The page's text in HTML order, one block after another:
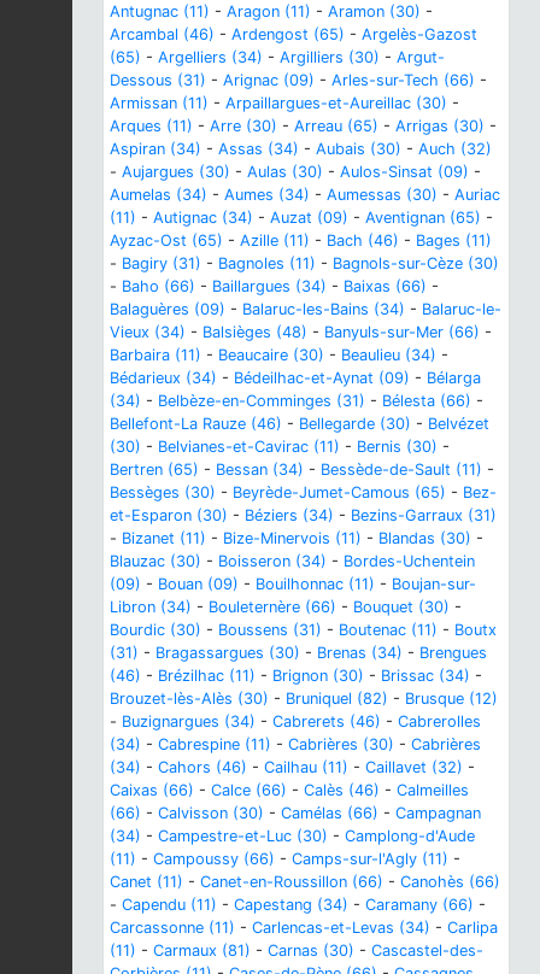
Antugnac (11) - Aragon (11) - Aramon (30) -
Arcambal (46) - Ardengost (65) - Argelès-Gazost
(65) - Argelliers (34) - Argilliers (30) - Argut-
Dessous (31) - Arignac (09) - Arles-sur-Tech (66) -
Armissan (11) - Arpaillargues-et-Aureillac (30) -
Arques (11) - Arre (30) - Arreau (65) - Arrigas (30) -
Aspiran (34) - Assas (34) - Aubais (30) - Auch (32)
- Aujargues (30) - Aulas (30) - Aulos-Sinsat (09) -
Aumelas (34) - Aumes (34) - Aumessas (30) - Auriac
(11) - Autignac (34) - Auzat (09) - Aventignan (65) -
Ayzac-Ost (65) - Azille (11) - Bach (46) - Bages (11)
- Bagiry (31) - Bagnoles (11) - Bagnols-sur-Cèze (30)
- Baho (66) - Baillargues (34) - Baixas (66) -
Balaguères (09) - Balaruc-les-Bains (34) - Balaruc-le-
Vieux (34) - Balsièges (48) - Banyuls-sur-Mer (66) -
Barbaira (11) - Beaucaire (30) - Beaulieu (34) -
Bédarieux (34) - Bédeilhac-et-Aynat (09) - Bélarga
(34) - Belbèze-en-Comminges (31) - Bélesta (66) -
Bellefont-La Rauze (46) - Bellegarde (30) - Belvézet
(30) - Belvianes-et-Cavirac (11) - Bernis (30) -
Bertren (65) - Bessan (34) - Bessède-de-Sault (11) -
Bessèges (30) - Beyrède-Jumet-Camous (65) - Bez-
et-Esparon (30) - Béziers (34) - Bezins-Garraux (31)
- Bizanet (11) - Bize-Minervois (11) - Blandas (30) -
Blauzac (30) - Boisseron (34) - Bordes-Uchentein
(09) - Bouan (09) - Bouilhonnac (11) - Boujan-sur-
Libron (34) - Bouleternère (66) - Bouquet (30) -
Bourdic (30) - Boussens (31) - Boutenac (11) - Boutx
(31) - Bragassargues (30) - Brenas (34) - Brengues
(46) - Brézilhac (11) - Brignon (30) - Brissac (34) -
Brouzet-lès-Alès (30) - Bruniquel (82) - Brusque (12)
- Buzignargues (34) - Cabrerets (46) - Cabrerolles
(34) - Cabrespine (11) - Cabrières (30) - Cabrières
(34) - Cahors (46) - Cailhau (11) - Caillavet (32) -
Caixas (66) - Calce (66) - Calès (46) - Calmeilles
(66) - Calvisson (30) - Camélas (66) - Campagnan
(34) - Campestre-et-Luc (30) - Camplong-d'Aude
(11) - Campoussy (66) - Camps-sur-l'Agly (11) -
Canet (11) - Canet-en-Roussillon (66) - Canohès (66)
- Capendu (11) - Capestang (34) - Caramany (66) -
Carcassonne (11) - Carlencas-et-Levas (34) - Carlipa
(11) - Carmaux (81) - Carnas (30) - Cascastel-des-